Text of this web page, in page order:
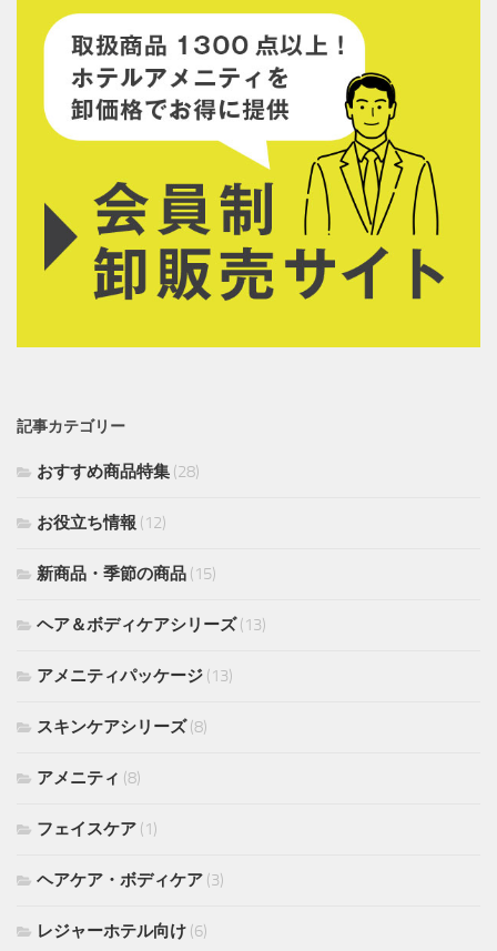
記事カテゴリー
おすすめ商品特集 (28)
お役立ち情報 (12)
新商品・季節の商品 (15)
ヘア＆ボディケアシリーズ(13)
アメニティパッケージ (13)
スキンケアシリーズ(8)
アメニティ (8)
フェイスケア (1)
ヘアケア・ボディケア (3)
レジャーホテル向け (6)